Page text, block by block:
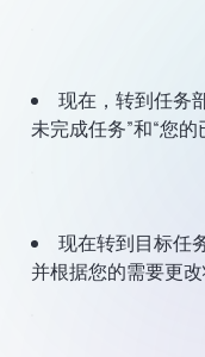
现在，转到任务
未完成任务”和“您
现在转到目标任
并根据您的需要更改